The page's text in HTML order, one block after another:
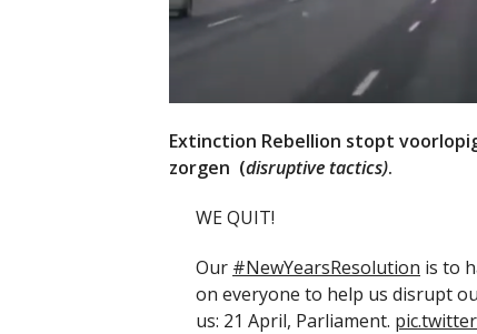
Extinction Rebellion stopt
zorgen (disruptive tactics).
WE QUIT!
Our #NewYearsResolution is to
on everyone to help us disrupt
us: 21 April, Parliament.